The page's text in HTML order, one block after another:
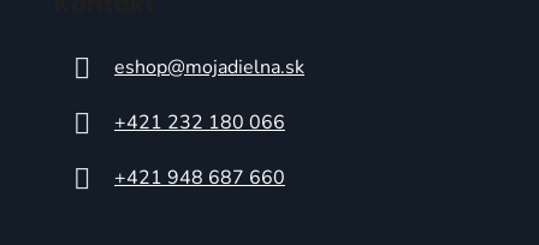
eshop@mojadielna.sk
+421 232 180 066
+421 948 687 660